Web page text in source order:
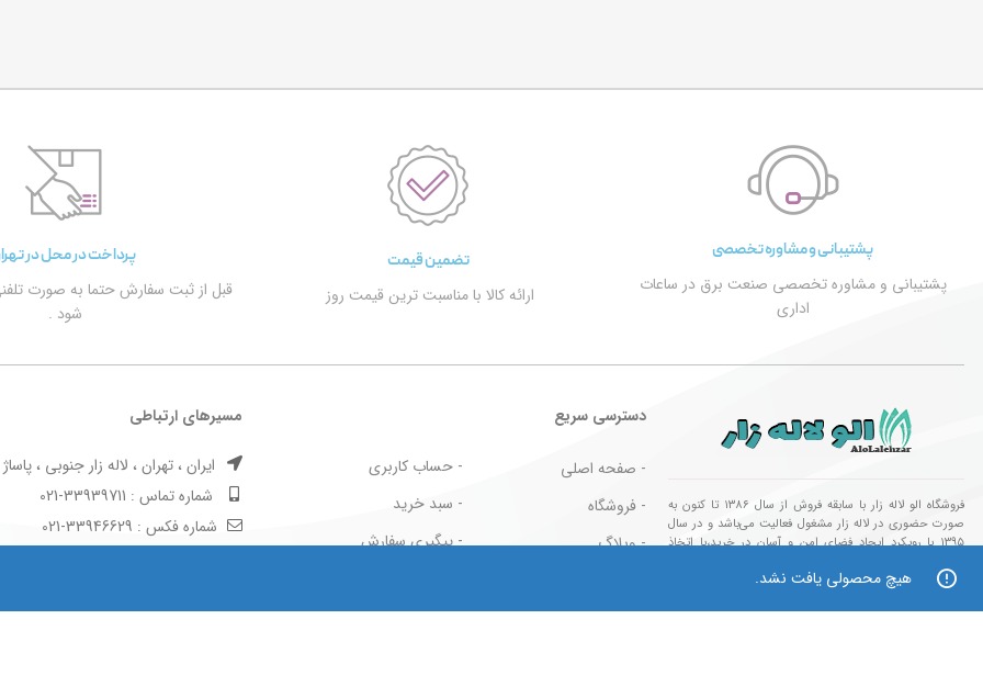
هیچ محصولی یافت نشد.
پشتیبانی و مشاوره تخصصی
پشتیبانی و مشاوره تخصصی صنعت برق در ساعات
اداری
تضمین قیمت
ارائه کالا با مناسبت ترین قیمت روز
پرداخت در محل در
قبل از ثبت سفارش حتما به صورت
شود .
فروشگاه الو لاله زار با سابقه فروش از سال ۱۳۸۶ تا کنون به
صورت حضوری در لاله زار مشغول فعالیت می‌باشد و در سال
۱۳۹۵ با رویکرد ایجاد فضای امن و آسان در خرید،با اتخاذ
آسان در خرید شما مشتریان گرامی گامی موثر برداشته،امید
دسترسی سریع
- صفحه اصلی
- فروشگاه
- وبلاگ
- کالا های مورد تایید
- حساب کاربری
- سبد خرید
- پیگیری سفارش
مسیرهای ارتباطی
ایران ، تهران ، لاله زار جنوبی ، پاساژ
شماره تماس : 33939711-021
شماره فکس : 33946629-021